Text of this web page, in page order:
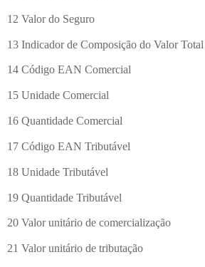
12 Valor do Seguro
13 Indicador de Composição do Valor
14 Código EAN Comercial
15 Unidade Comercial
16 Quantidade Comercial
17 Código EAN Tributável
18 Unidade Tributável
19 Quantidade Tributável
20 Valor unitário de comercialização
21 Valor unitário de tributação